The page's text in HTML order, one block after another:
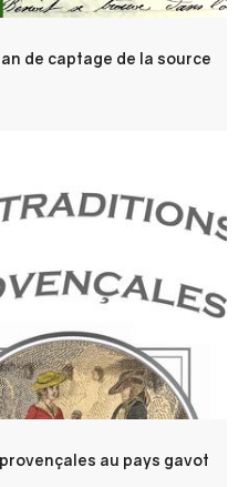
de captage de la source
Gavot. Vi invitiamo a
di questa regione di
e le sue tradizioni.
au pays gavot